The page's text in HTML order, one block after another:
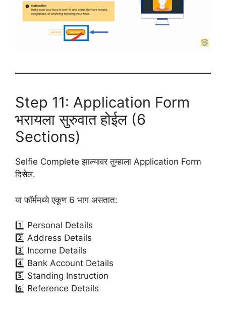
Step 11: Application Form
भरायला सुरुवात होईल (6
Sections)
Selfie Complete झाल्यावर तुम्हाला Application Form
दिसेल.
या फॉर्ममध्ये एकूण 6 भाग असतात:
1️⃣ Personal Details
2️⃣ Address Details
3️⃣ Income Details
4️⃣ Bank Account Details
5️⃣ Standing Instruction
6️⃣ Reference Details